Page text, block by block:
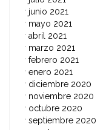
junio 2021
mayo 2021
abril 2021
marzo 2021
febrero 2021
enero 2021
diciembre 2020
noviembre 2020
octubre 2020
septiembre 2020